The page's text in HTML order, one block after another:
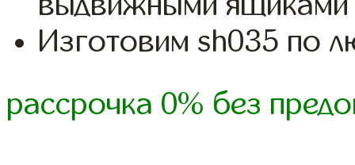
Изготовим sh035 по
рассрочка 0% без